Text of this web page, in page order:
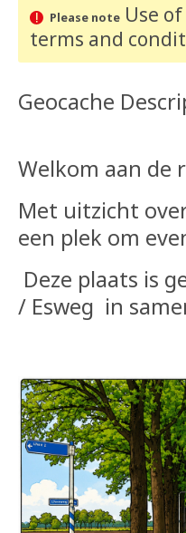
Please noteUse of
terms and
Geocache
Welkom aan de
Met uitzicht
een plek om
Deze plaats is
/ Esweg in